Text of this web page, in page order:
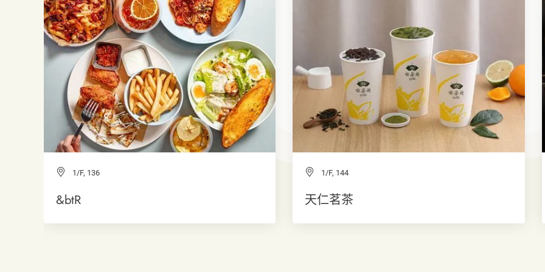
1/F, 136
&btR
1/F, 144
天仁茗茶